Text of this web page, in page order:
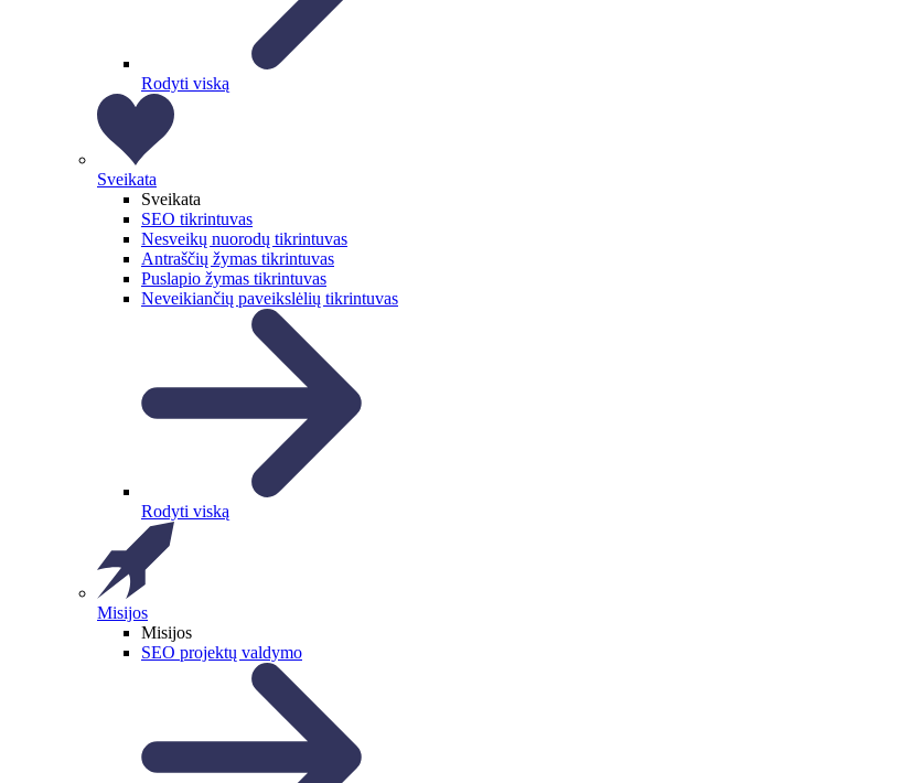
Rodyti viską
Sveikata
Sveikata
SEO tikrintuvas
Nesveikų nuorodų tikrintuvas
Antraščių žymas tikrintuvas
Puslapio žymas tikrintuvas
Neveikiančių paveikslėlių tikrintuvas
Rodyti viską
Misijos
Misijos
SEO projektų valdymo